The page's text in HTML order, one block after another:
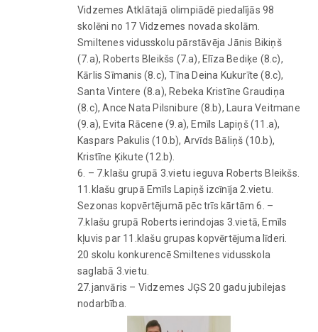
Vidzemes Atklātajā olimpiādē piedalījās 98
skolēni no 17 Vidzemes novada skolām.
Smiltenes vidusskolu pārstāvēja Jānis Bikiņš
(7.a), Roberts Bleikšs (7.a), Elīza Bediķe (8.c),
Kārlis Sīmanis (8.c), Tīna Deina Kukurīte (8.c),
Santa Vintere (8.a), Rebeka Kristīne Graudiņa
(8.c), Ance Nata Pilsnibure (8.b), Laura Veitmane
(9.a), Evita Rācene (9.a), Emīls Lapiņš (11.a),
Kaspars Pakulis (10.b), Arvīds Bāliņš (10.b),
Kristīne Ķikute (12.b).
6. – 7.klašu grupā 3.vietu ieguva Roberts Bleikšs.
11.klašu grupā Emīls Lapiņš izcīnīja 2.vietu.
Sezonas kopvērtējumā pēc trīs kārtām 6. –
7.klašu grupā Roberts ierindojas 3.vietā, Emīls
kļuvis par 11.klašu grupas kopvērtējuma līderi.
20 skolu konkurencē Smiltenes vidusskola
saglabā 3.vietu.
27.janvāris – Vidzemes JĢS 20 gadu jubilejas
nodarbība.